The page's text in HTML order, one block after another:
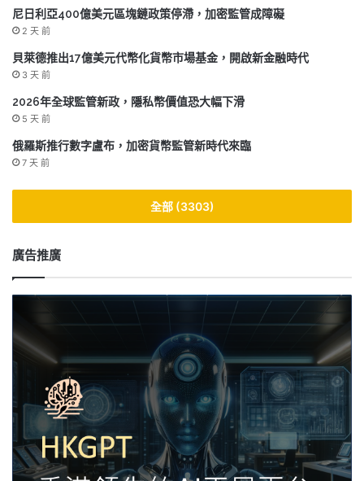
尼日利亞400億美元區塊鏈政策停滯，加密監管成障礙
2 天 前
貝萊德推出17億美元代幣化貨幣市場基金，開啟新金融時代
3 天 前
2026年全球監管新政，隱私幣價值恐大幅下滑
5 天 前
俄羅斯推行數字盧布，加密貨幣監管新時代來臨
7 天 前
全部 (3303)
廣告推廣